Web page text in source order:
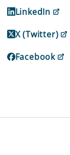
LinkedIn
X (Twitter)
Facebook